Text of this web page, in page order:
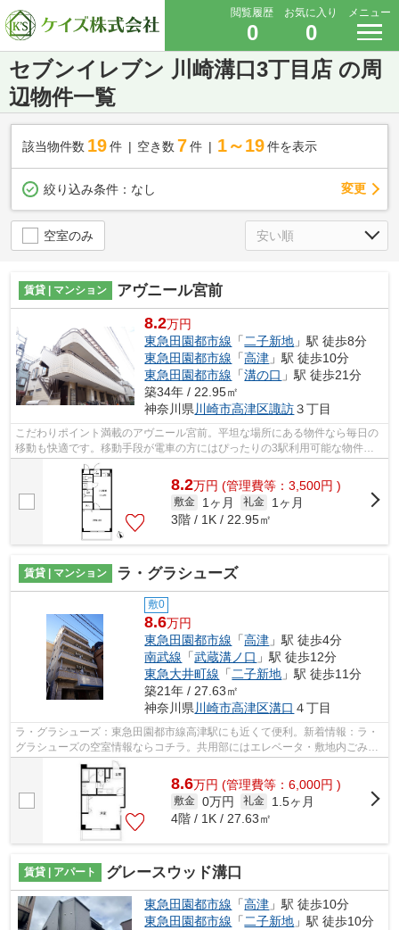
閲覧履歴
0
お気に入り
0
メニュー
セブンイレブン 川崎溝口3丁目店 の周
辺物件一覧
該当物件数 19件 空き数 7 件 1～19 件を表示
絞り込み条件： なし 変更
空室のみ
賃貸 | マンション アヴニール宮前
8.2万円
東急田園都市線 「 二子新地 」駅 徒歩8分
東急田園都市線 「高津 」駅 徒歩10分
東急田園都市線 「溝の口 」駅 徒歩21分
築34年 / 22.95㎡
神奈川県 川崎市高津区諏訪３丁目
こだわりポイント満載のアヴニール宮前。平坦な場所にある物件なら毎日の
移動も快適です。移動手段が電車の方にはぴったりの3駅利用可能な物件で
す。こちらの物件では初期費用をカード...
8.2万円 (管理費等：3,500円 )
敷金 1ヶ月 礼金
1ヶ月
3階 / 1K / 22.95㎡
賃貸 | マンション ラ・グラシューズ
敷0
8.6万円
東急田園都市線 「高津 」駅 徒歩4分
南武線 「武蔵溝ノ口 」駅 徒歩12分
東急大井町線 「 二子新地 」駅 徒歩11分
築21年 / 27.63㎡
神奈川県 川崎市高津区溝口 ４丁目
ラ・グラシューズ：東急田園都市線高津駅にも近くて便利。新着情報：ラ・
グラシューズの空室情報ならコチラ。共用部にはエレベータ・敷地内ごみ置
き場などが備わっておりとても充実し...
8.6万円 (管理費等：6,000円 )
敷金 0万円 礼金
1.5ヶ月
4階 / 1K / 27.63㎡
賃貸 | アパート グレースウッド溝口
東急田園都市線 「高津 」駅 徒歩10分
東急田園都市線 「二子新地 」駅 徒歩10分